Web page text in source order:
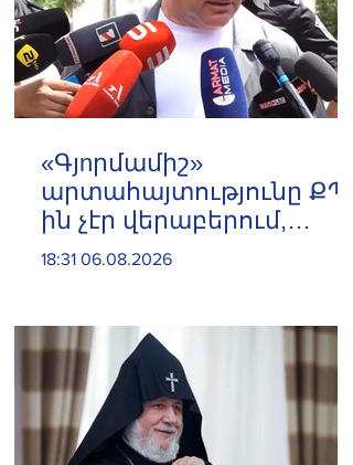
«Գյnրմամիշ»
արտահայտությունը ՔՊ-
ին չէր վերաբերում,
ինձնից բիզնես
Կարապետյան
18:31 06.08.2026